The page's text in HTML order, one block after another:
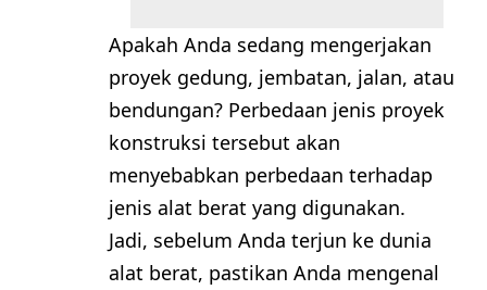
Apakah Anda sedang mengerjakan
proyek gedung, jembatan, jalan, atau
bendungan? Perbedaan jenis proyek
konstruksi tersebut akan
menyebabkan perbedaan terhadap
jenis alat berat yang digunakan.
Jadi, sebelum Anda terjun ke dunia
alat berat, pastikan Anda mengenal